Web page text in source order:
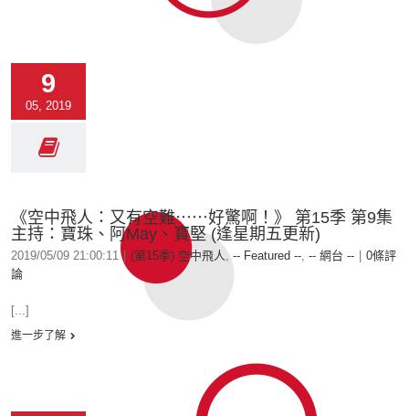
9
05, 2019
《空中飛人：又有空難⋯⋯好驚啊！》 第15季 第9集
主持：寶珠、阿May、寶堅 (逢星期五更新)
2019/05/09 21:00:11 (第15季) 空中飛人,-- Featured --, -- 網台 --
0條評
論
[...]
進一步了解